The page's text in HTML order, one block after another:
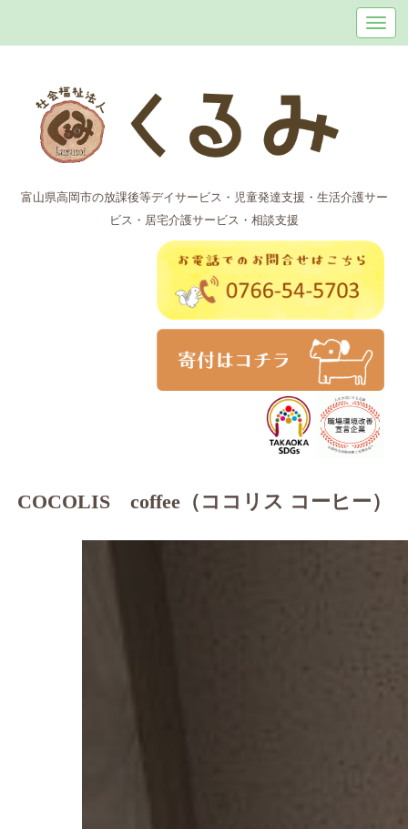
富山県高岡市の放課後等デイサービス・児童発達支援・生活介護サー
ビス・居宅介護サービス・相談支援
COCOLIS coffee（ココリス コーヒー）